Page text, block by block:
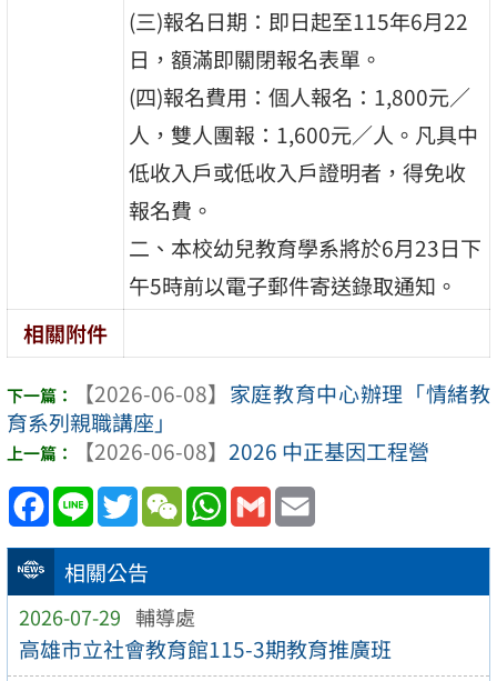
相關公告
2026-07-29 輔導處
高雄市立社會教育館115-3期教育推廣班
(三)報名日期：即日起至115年6月22
日，額滿即關閉報名表單。
(四)報名費用：個人報名：1,800元／
人，雙人團報：1,600元／人。凡具中
低收入戶或低收入戶證明者，得免收
報名費。
二、本校幼兒教育學系將於6月23日下
午5時前以電子郵件寄送錄取通知。
相關附件
【2026-06-08】 家庭教育中心辦理「情緒教
育系列親職講座」
【2026-06-08】 2026 中正基因工程營
Facebook
Line TwitterWeChatWhatsApp
Gmail